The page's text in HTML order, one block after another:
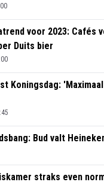
voor 2023: Cafés
Duits bier
Koningsdag:
Bud valt
straks even